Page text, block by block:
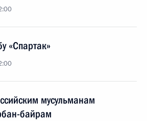
«Спартак»
мусульманам
байрам